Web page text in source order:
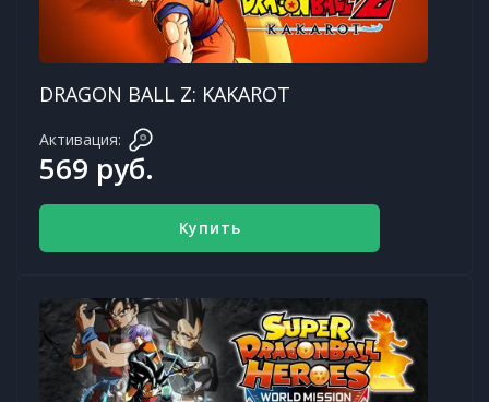
DRAGON BALL Z: KAKAROT
Активация:
569 руб.
Купить